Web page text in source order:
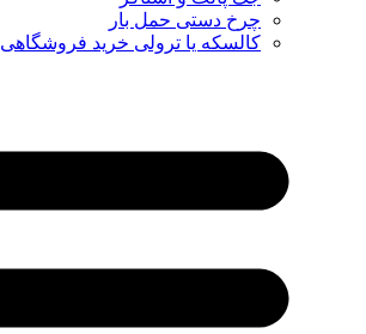
چرخ دستی حمل بار
کالسکه یا ترولی خرید فروشگاهی